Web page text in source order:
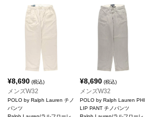
¥8,690 (税込)
メンズW32
POLO by Ralph Lauren チノ
パンツ
¥8,690(税込)
メンズW32
POLO by Ralph Lauren PHI
LIP PANT チノパンツ